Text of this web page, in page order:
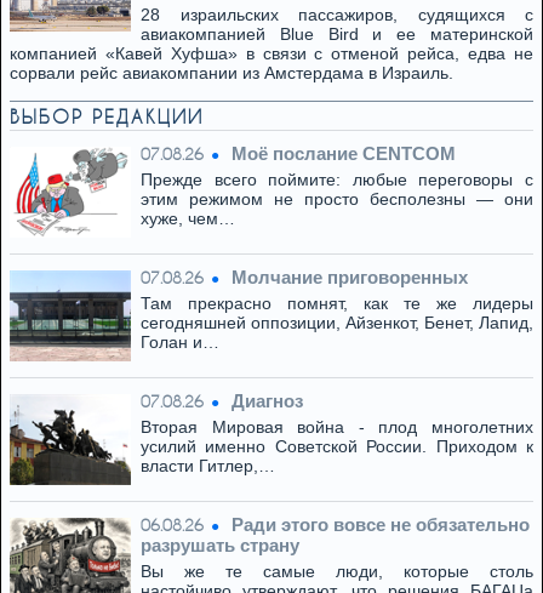
28 израильских пассажиров, судящихся с
авиакомпанией Blue Bird и ее материнской
компанией «Кавей Хуфша» в связи с отменой рейса, едва не
сорвали рейс авиакомпании из Амстердама в Израиль.
ВЫБОР РЕДАКЦИИ
07.08.26 Моё послание CENTCOM
Прежде всего поймите: любые переговоры с
этим режимом не просто бесполезны — они
хуже, чем…
07.08.26 Молчание приговоренных
Там прекрасно помнят, как те же лидеры
сегодняшней оппозиции, Айзенкот, Бенет, Лапид,
Голан и…
07.08.26 Диагноз
Вторая Мировая война - плод многолетних
усилий именно Советской России. Приходом к
власти Гитлер,…
06.08.26
Ради этого вовсе не обязательно
разрушать страну
Вы же те самые люди, которые столь